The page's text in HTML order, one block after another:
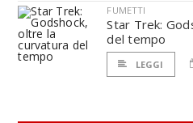
FUMETTI
Star Trek:
del tempo
LEGGI